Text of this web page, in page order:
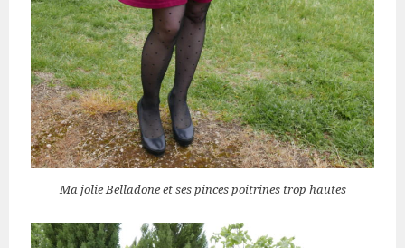
Ma jolie Belladone et ses pinces poitrines trop hautes